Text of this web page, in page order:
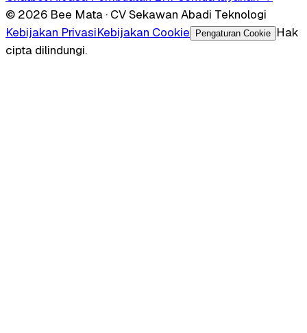
© 2026 Bee Mata · CV Sekawan Abadi Teknologi
Kebijakan PrivasiKebijakan Cookie Pengaturan Cookie
Hak
cipta dilindungi.